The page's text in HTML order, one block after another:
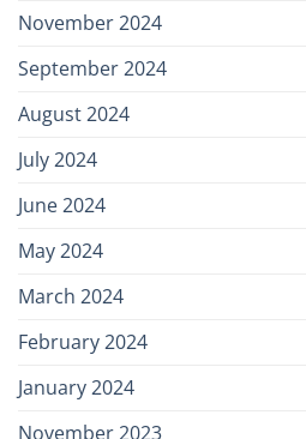
November 2024
September 2024
August 2024
July 2024
June 2024
May 2024
March 2024
February 2024
January 2024
November 2023